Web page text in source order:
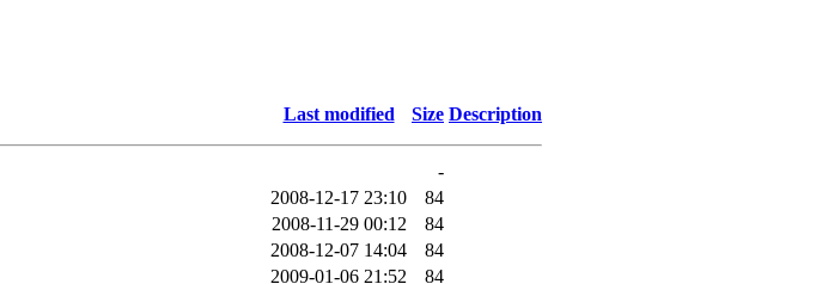
Last modified Size Description
-
2008-12-17 23:10
84
2008-11-29 00:12
84
2008-12-07 14:04
84
2009-01-06 21:52
84